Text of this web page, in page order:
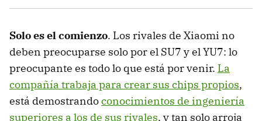
Solo es el comienzo. Los rivales de Xiaomi no
deben preocuparse solo por el SU7 y el YU7: lo
preocupante es todo lo que está por venir. La
compañía trabaja para crear sus chips propios,
está demostrandoconocimientos de ingeniería
superiores a los de sus rivales, y tan solo arroja